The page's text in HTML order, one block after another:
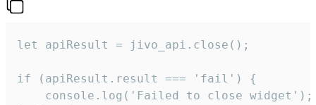
let apiResult = jivo_api.close();
if (apiResult.result === 'fail') {
    console.log('Failed to close widget');